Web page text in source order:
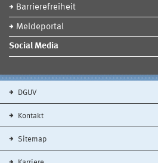
Barrierefreiheit
Meldeportal
Social Media
DGUV
Kontakt
Sitemap